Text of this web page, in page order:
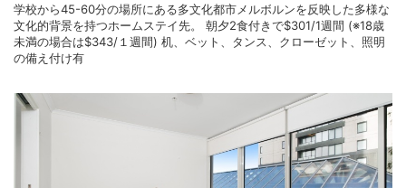
学校から45-60分の場所にある多文化都市メルボルンを反映した多様な
文化的背景を持つホームステイ先。 朝夕2食付きで$301/1週間 (※18歳
未満の場合は$343/１週間) 机、ベット、タンス、クローゼット、照明
の備え付け有